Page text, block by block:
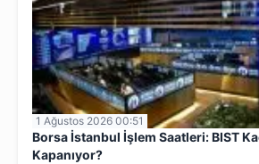
1 Ağustos 2026 00:51
Borsa İstanbul İşlem Saatleri: BIST
Kapanıyor?